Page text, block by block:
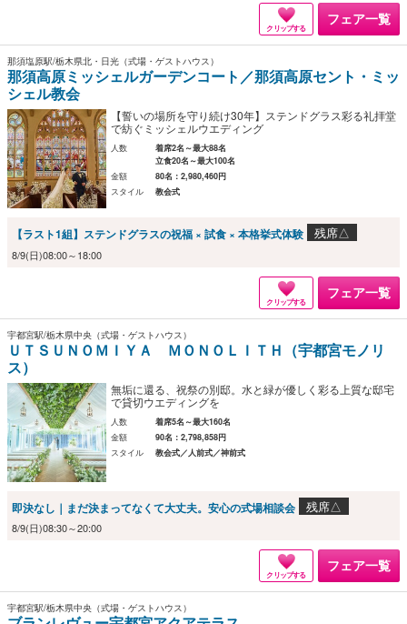
クリップする
フェア一覧
那須塩原駅/栃木県北・日光（式場・ゲストハウス）
那須高原ミッシェルガーデンコート／那須高原セント・ミッ
シェル教会
【誓いの場所を守り続け30年】ステンドグラス彩る礼拝堂
で紡ぐミッシェルウエディング
人数
着席2名～最大88名
立食20名～最大100名
金額
80名：2,980,460円
スタイル
教会式
【ラスト1組】ステンドグラスの祝福 × 試食 × 本格挙式体験 残席△
8/9(日)08:00～18:00
クリップする
フェア一覧
宇都宮駅/栃木県中央（式場・ゲストハウス）
ＵＴＳＵＮＯＭＩＹＡ ＭＯＮＯＬＩＴＨ（宇都宮モノリ
ス）
無垢に還る、祝祭の別邸。水と緑が優しく彩る上質な邸宅
で貸切ウエディングを
人数
着席5名～最大160名
金額
90名：2,798,858円
スタイル
教会式／人前式／神前式
即決なし｜まだ決まってなくて大丈夫。安心の式場相談会 残席△
8/9(日)08:30～20:00
クリップする
フェア一覧
宇都宮駅/栃木県中央（式場・ゲストハウス）